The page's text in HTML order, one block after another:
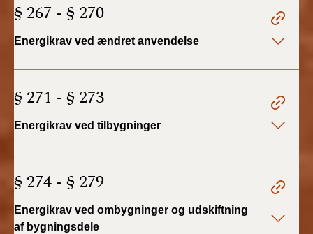
BR18 (1/1-4/7 2019)
BR18 (1/7-31/12
BR18 (1/1-30/6
2018)
Tidligere BR (1961-
2010)
§ 267 - § 270
Energikrav ved ændret anvendelse
§ 271 - § 273
Energikrav ved tilbygninger
§ 274 - § 279
Energikrav ved ombygninger og udskiftning
af bygningsdele